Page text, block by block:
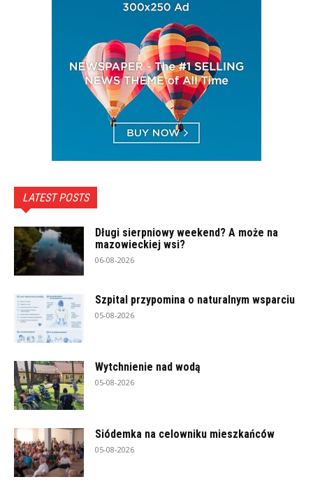
LATEST POSTS
Długi sierpniowy weekend? A może na
mazowieckiej wsi?
06-08-2026
Szpital przypomina o naturalnym wsparciu
05-08-2026
Wytchnienie nad wodą
05-08-2026
Siódemka na celowniku mieszkańców
05-08-2026